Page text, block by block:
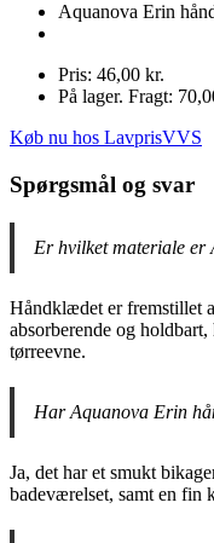
Aquanova Erin
Pris: 46,00 kr.
På lager. Fragt:
Køb nu hos LavprisVVS
Spørgsmål og svar
Er hvilket materiale er
Håndklædet er fremstillet
absorberende og
tørreevne.
Har Aquanova Erin
Ja, det har et smukt
badeværelset, samt en fin